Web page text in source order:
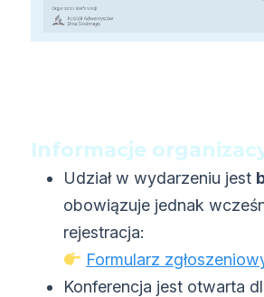
Informacje
Udział w wydarzeniu jest
obowiązuje jednak
rejestracja:
Formularz
Konferencja jest otwarta